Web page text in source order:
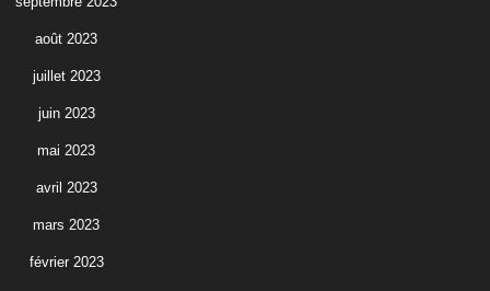
août 2023
juillet 2023
juin 2023
mai 2023
avril 2023
mars 2023
février 2023